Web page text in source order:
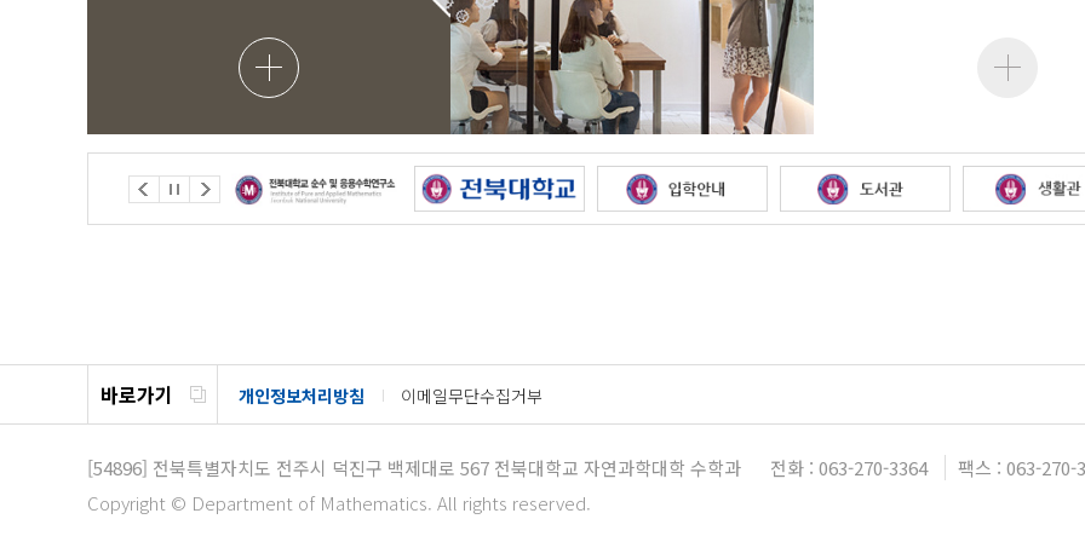
바로가기 개인정보처리방침 이메일무단수집거부
[54896] 전북특별자치도 전주시 덕진구 백제대로 567 전북대학교 자연과학대학 수학과 전화 : 063-270-3364
팩스 : 063-270-
Copyright © Department of Mathematics. All rights reserved.